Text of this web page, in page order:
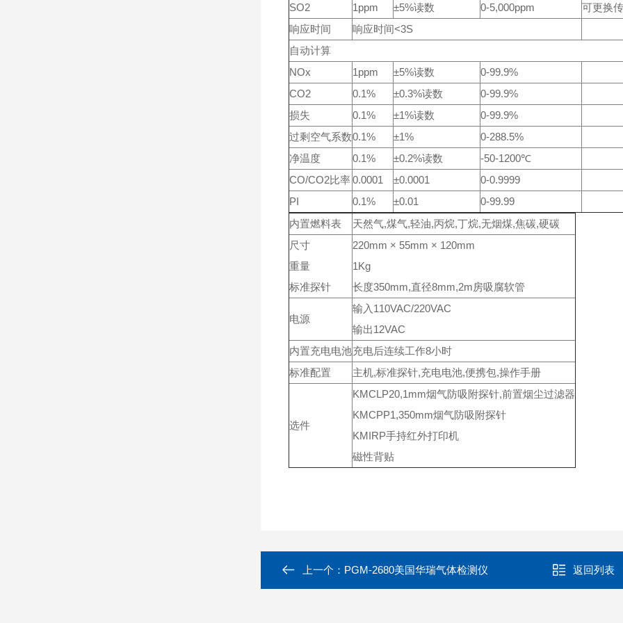
SO2 1ppm ±5%读数 0-5,000ppm
可更换
响应时间
响应时间<3S
自动计算
NOx
1ppm ±5%读数
0-99.9%
CO2
0.1% ±0.3%读数
0-99.9%
损失
0.1% ±1%读数
0-99.9%
过剩空气系数0.1% ±1%
0-288.5%
净温度
0.1% ±0.2%读数
-50-1200℃
CO/CO2比率0.0001 ±0.0001
0-0.9999
PI
0.1% ±0.01
0-99.99
内置燃料表
天然气,煤气,轻油,丙烷,丁烷,无烟煤,焦碳,硬碳
尺寸
重量
标准探针
220mm × 55mm × 120mm
1Kg
长度350mm,直径8mm,2m房吸腐软管
电源
输入110VAC/220VAC
输出12VAC
内置充电电池充电后连续工作8小时
标准配置
主机,标准探针,充电电池,便携包,操作手册
选件
KMCLP20,1mm烟气防吸附探针,前置烟尘过滤器
KMCPP1,350mm烟气防吸附探针
KMIRP手持红外打印机
磁性背贴
上一个： PGM-2680美国华瑞气体检测仪 返回列表